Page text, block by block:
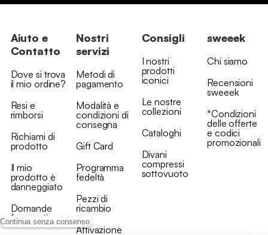
Continua senza consenso
Aiuto e
Contatto
Dove si trova
il mio ordine?
Resi e
rimborsi
Richiami di
prodotto
Il mio
prodotto è
danneggiato
Domande
frequenti
Nostri
servizi
Metodi di
pagamento
Modalità e
condizioni di
consegna
Gift Card
Programma
fedeltà
Pezzi di
ricambio
Attivazione
Consigli
I nostri
prodotti
iconici
Le nostre
collezioni
Cataloghi
Divani
compressi
sottovuoto
sweeek
Chi siamo
Recensioni
sweeek
*Condizioni
delle offerte
e codici
promozionali